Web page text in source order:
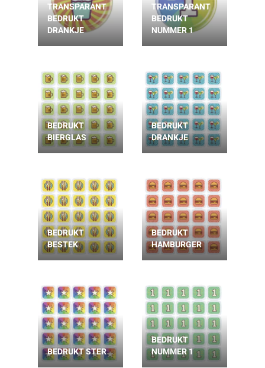
TRANSPARANT
BEDRUKT
DRANKJE
TRANSPARANT
BEDRUKT
NUMMER 1
BEDRUKT
BIERGLAS
BEDRUKT
DRANKJE
BEDRUKT
BESTEK
BEDRUKT
HAMBURGER
BEDRUKT STER
BEDRUKT
NUMMER 1